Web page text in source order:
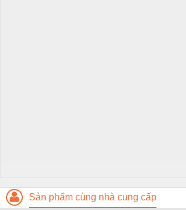
Sản phẩm cùng nhà cung cấp